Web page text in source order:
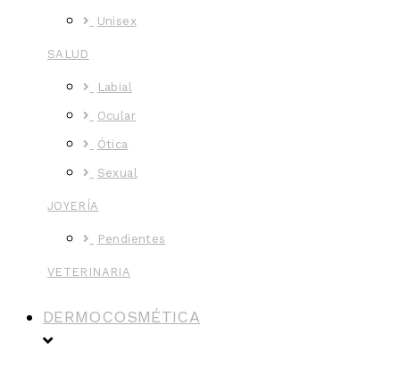
Unisex
SALUD
Labial
Ocular
Ótica
Sexual
JOYERÍA
Pendientes
VETERINARIA
DERMOCOSMÉTICA